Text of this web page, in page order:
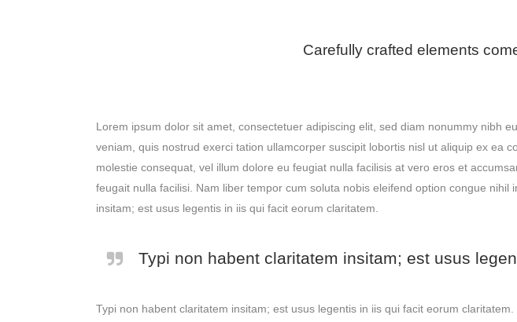
Carefully crafted elements
Lorem ipsum dolor sit amet, consectetuer adipiscing elit, sed diam nonummy nibh
veniam, quis nostrud exerci tation ullamcorper suscipit lobortis nisl ut aliquip ex ea
molestie consequat, vel illum dolore eu feugiat nulla facilisis at vero eros et
feugait nulla facilisi. Nam liber tempor cum soluta nobis eleifend option congue
insitam; est usus legentis in iis qui facit eorum claritatem.
Typi non habent claritatem insitam; est usus
Typi non habent claritatem insitam; est usus legentis in iis qui facit eorum